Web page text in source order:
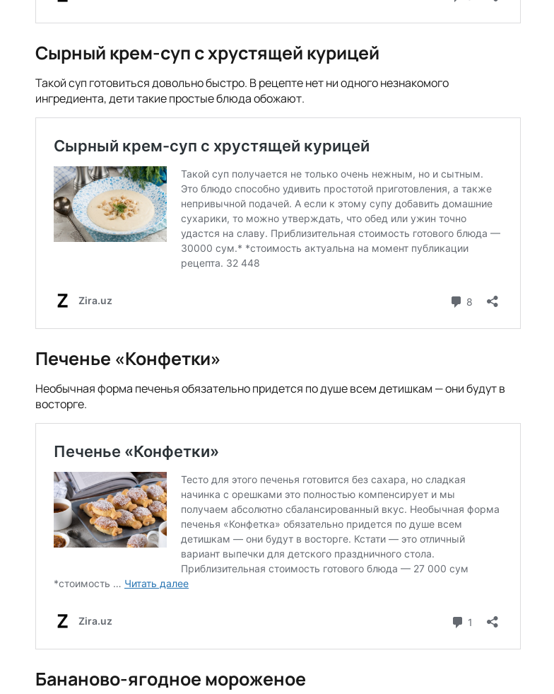
Сырный крем-суп с хрустящей курицей
Такой суп готовиться довольно быстро. В рецепте нет ни одного незнакомого
ингредиента, дети такие простые блюда обожают.
Печенье «Конфетки»
Необычная форма печенья обязательно придется по душе всем детишкам — они будут в
восторге.
Бананово-ягодное мороженое